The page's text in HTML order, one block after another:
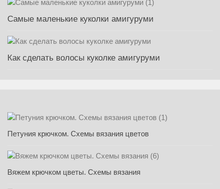
Самые маленькие куколки амигуруми
Как сделать волосы куколке амигуруми
Петуния крючком. Схемы вязания цветов
Вяжем крючком цветы. Схемы вязания